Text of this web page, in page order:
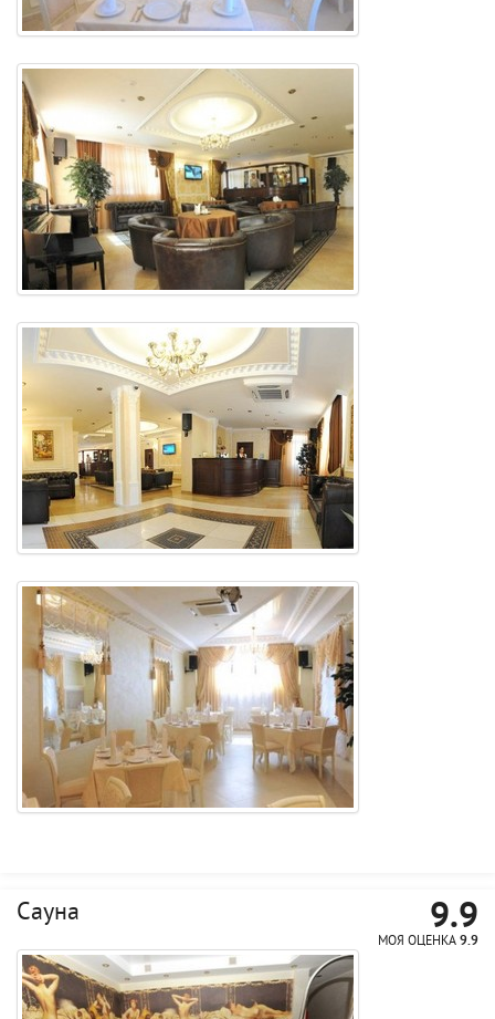
Сауна 9.9
МОЯ ОЦЕНКА 9.9